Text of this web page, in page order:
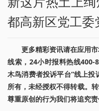
都高新区党工委
更多精彩资讯请在应用
线索，24小时报料热线400-
木鸟消费者投诉平台”线上
所有，未经授权不得转载。
尊重原创的行为我们将追究责